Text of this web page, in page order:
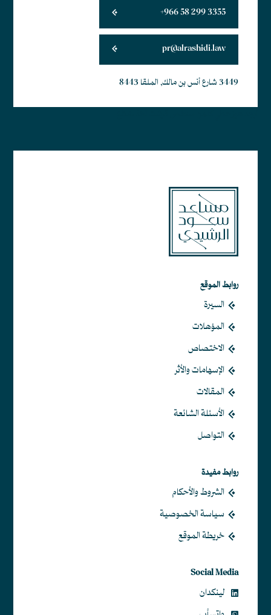
+966 58 299 3355
pr@alrashidi.law
3449 شارع أنس بن مالك, الملقا 8443
روابط الموقع
السيرة
المؤهلات
الاختصاص
الإسهامات والأثر
المقالات
الأسئلة الشائعة
التواصل
روابط مفيدة
الشروط والأحكام
سياسة الخصوصية
خريطة الموقع
Social Media
لينكدان